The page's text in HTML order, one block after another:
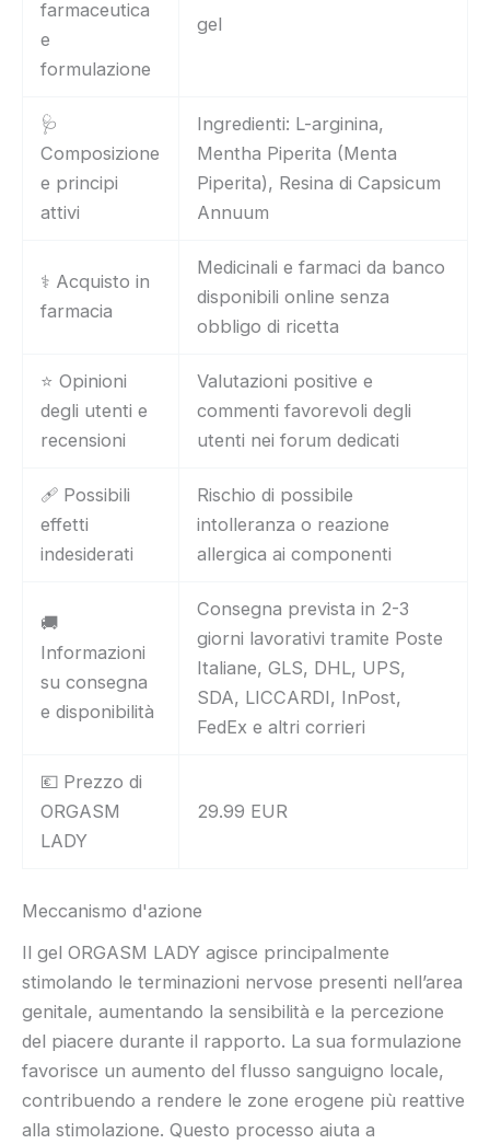
farmaceutica
e
formulazione
gel
🩺
Composizione
e principi
attivi
Ingredienti: L-arginina,
Mentha Piperita (Menta
Piperita), Resina di Capsicum
Annuum
⚕️ Acquisto in
farmacia
Medicinali e farmaci da banco
disponibili online senza
obbligo di ricetta
⭐ Opinioni
degli utenti e
recensioni
Valutazioni positive e
commenti favorevoli degli
utenti nei forum dedicati
🩹 Possibili
effetti
indesiderati
Rischio di possibile
intolleranza o reazione
allergica ai componenti
🚚
Informazioni
su consegna
e disponibilità
Consegna prevista in 2-3
giorni lavorativi tramite Poste
Italiane, GLS, DHL, UPS,
SDA, LICCARDI, InPost,
FedEx e altri corrieri
💶 Prezzo di
ORGASM
LADY
29.99 EUR
Meccanismo d'azione
Il gel ORGASM LADY agisce principalmente
stimolando le terminazioni nervose presenti nell’area
genitale, aumentando la sensibilità e la percezione
del piacere durante il rapporto. La sua formulazione
favorisce un aumento del flusso sanguigno locale,
contribuendo a rendere le zone erogene più reattive
alla stimolazione. Questo processo aiuta a